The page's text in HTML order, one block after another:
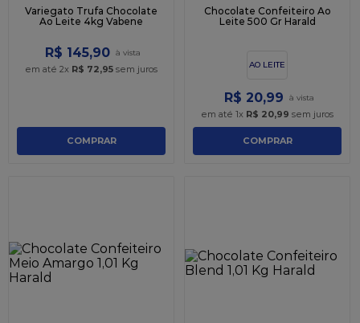
Variegato Trufa Chocolate
Ao Leite 4kg Vabene
R$ 145,90
em até 2x R$ 72,95 sem juros
COMPRAR
Chocolate Confeiteiro Ao
Leite 500 Gr Harald
AO LEITE
R$ 20,99
em até 1x R$ 20,99 sem juros
COMPRAR